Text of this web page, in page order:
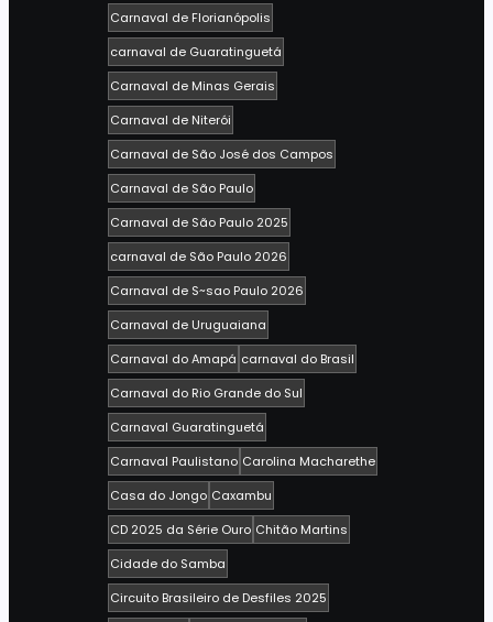
Carnaval de Florianópolis
carnaval de Guaratinguetá
Carnaval de Minas Gerais
Carnaval de Niterói
Carnaval de São José dos Campos
Carnaval de São Paulo
Carnaval de São Paulo 2025
carnaval de São Paulo 2026
Carnaval de S~sao Paulo 2026
Carnaval de Uruguaiana
Carnaval do Amapá carnaval do Brasil
Carnaval do Rio Grande do Sul
Carnaval Guaratinguetá
Carnaval Paulistano Carolina Macharethe
Casa do Jongo Caxambu
CD 2025 da Série Ouro Chitão Martins
Cidade do Samba
Circuito Brasileiro de Desfiles 2025